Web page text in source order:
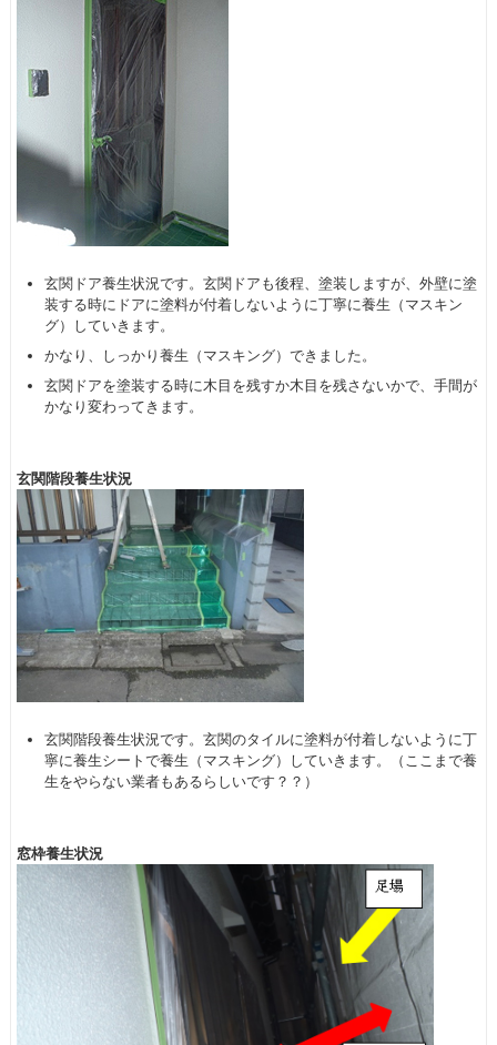
玄関ドア養生状況です。玄関ドアも後程、塗装しますが、外壁に塗
装する時にドアに塗料が付着しないように丁寧に養生（マスキン
グ）していきます。
かなり、しっかり養生（マスキング）できました。
玄関ドアを塗装する時に木目を残すか木目を残さないかで、手間が
かなり変わってきます。
玄関階段養生状況
玄関階段養生状況です。玄関のタイルに塗料が付着しないように丁
寧に養生シートで養生（マスキング）していきます。（ここまで養
生をやらない業者もあるらしいです？？）
窓枠養生状況